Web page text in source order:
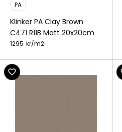
PA
Klinker PA Clay Brown
C471 R11B Matt 20x20cm
1295 kr/m2